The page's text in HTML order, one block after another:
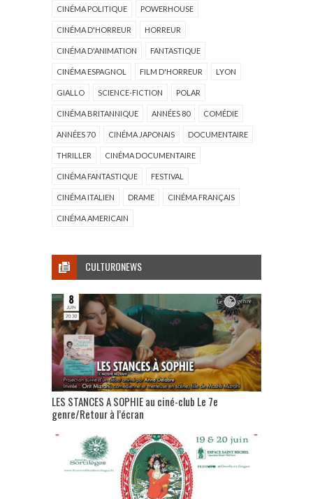
CINÉMA POLITIQUE POWERHOUSE
CINÉMA D'HORREUR HORREUR
CINÉMA D'ANIMATION FANTASTIQUE
CINÉMA ESPAGNOL FILM D'HORREUR LYON
GIALLO SCIENCE-FICTION POLAR
CINÉMA BRITANNIQUE ANNÉES 80 COMÉDIE
ANNÉES 70 CINÉMA JAPONAIS DOCUMENTAIRE
THRILLER CINÉMA DOCUMENTAIRE
CINÉMA FANTASTIQUE FESTIVAL
CINÉMA ITALIEN DRAME CINÉMA FRANÇAIS
CINÉMA AMERICAIN
CULTURONEWS
LES STANCES A SOPHIE au ciné-club Le 7e
genre/Retour à l’écran